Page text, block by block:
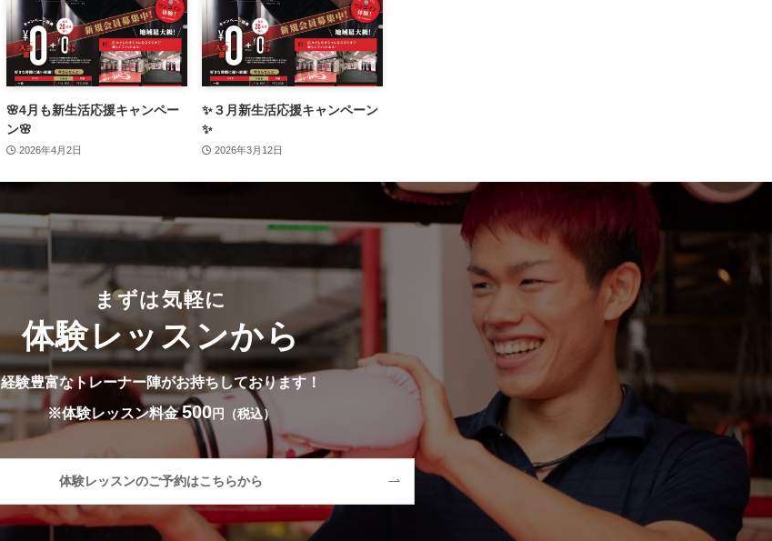
🌸4月も新生活応援キャンペー
ン🌸
2026年4月2日
✨３月新生活応援キャンペーン
✨
2026年3月12日
まずは気軽に
体験レッスンから
経験豊富なトレーナー陣がお持ちしております！
※体験レッスン料金500円（税込）
体験レッスンのご予約はこちらから